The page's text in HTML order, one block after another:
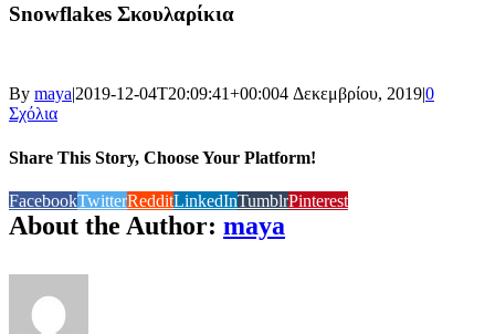
Snowflakes Σκουλαρίκια
By maya|2019-12-04T20:09:41+00:004 Δεκεμβρίου, 2019|0
Σχόλια
Share This Story, Choose Your Platform!
FacebookTwitterRedditLinkedInTumblrPinterest
About the Author: maya